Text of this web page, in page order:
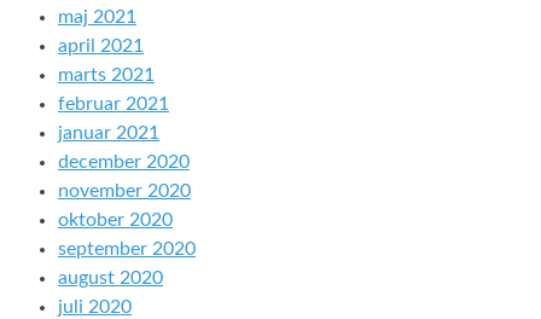
maj 2021
april 2021
marts 2021
februar 2021
januar 2021
december 2020
november 2020
oktober 2020
september 2020
august 2020
juli 2020